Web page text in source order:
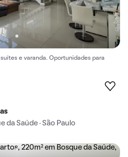
e varanda. Oportunidades para
da Saúde · São Paulo